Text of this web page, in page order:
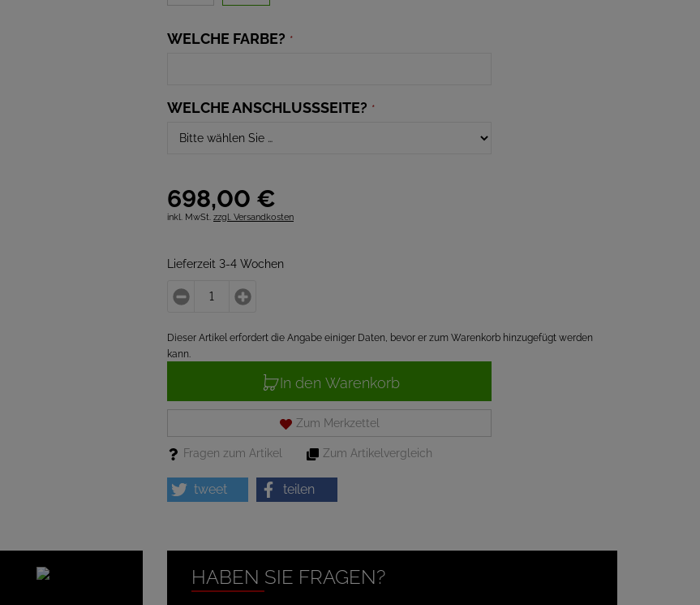
WELCHE FARBE? *
WELCHE ANSCHLUSSSEITE? *
698,00 €
inkl. MwSt. zzgl. Versandkosten
Lieferzeit 3-4 Wochen
Dieser Artikel erfordert die Angabe einiger Daten, bevor er zum Warenkorb hinzugefügt werden
kann.
In den Warenkorb
Zum Merkzettel
Fragen zum Artikel Zum Artikelvergleich
tweet teilen
HABEN SIE FRAGEN?